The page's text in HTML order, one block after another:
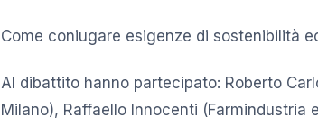
Come coniugare esigenze di sostenibilità
Al dibattito hanno partecipato: Roberto
Milano), Raffaello Innocenti (Farmindustria